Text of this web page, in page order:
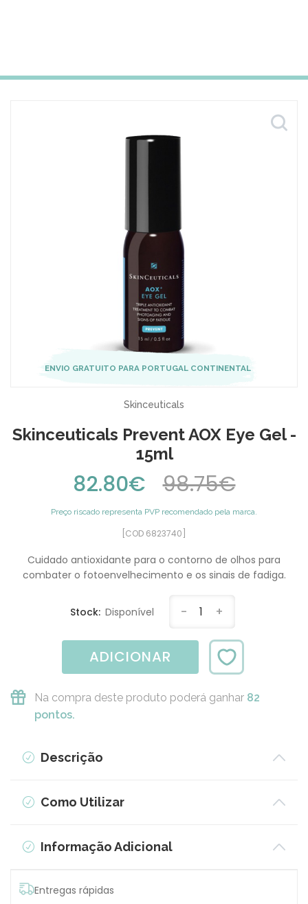
ENVIO GRATUITO PARA PORTUGAL CONTINENTAL
Skinceuticals
Skinceuticals Prevent AOX Eye Gel -
15ml
82.80€ 98.75€
Preço riscado representa PVP recomendado pela marca.
[COD 6823740]
Cuidado antioxidante para o contorno de olhos para
combater o fotoenvelhecimento e os sinais de fadiga.
Stock: Disponível - 1 +
ADICIONAR
Na compra deste produto poderá ganhar 82
pontos.
Descrição
Como Utilizar
Informação Adicional
Entregas rápidas